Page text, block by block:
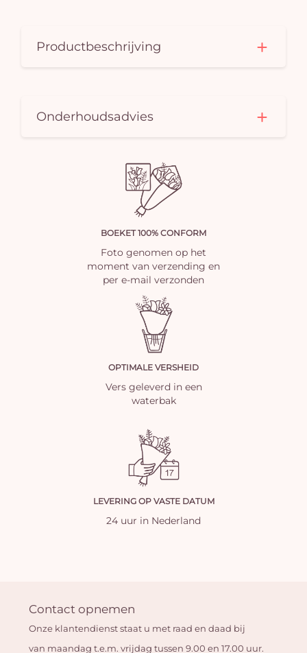
Productbeschrijving
Onderhoudsadvies
BOEKET 100% CONFORM
Foto genomen op het
moment van verzending en
per e-mail verzonden
OPTIMALE VERSHEID
Vers geleverd in een
waterbak
LEVERING OP VASTE DATUM
24 uur in Nederland
Contact opnemen
Onze klantendienst staat u met raad en daad bij
van maandag t.e.m. vrijdag tussen 9.00 en 17.00 uur.